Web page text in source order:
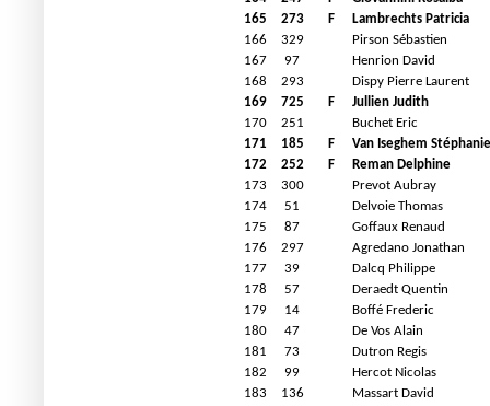
165
273 F
Lambrechts Patricia
166
329
Pirson Sébastien
167
97
Henrion David
168
293
Dispy Pierre Laurent
169
725 F
Jullien Judith
170
251
Buchet Eric
171
185 F
Van Iseghem Stéphanie
172
252 F
Reman Delphine
173
300
Prevot Aubray
174
51
Delvoie Thomas
175
87
Goffaux Renaud
176
297
Agredano Jonathan
177
39
Dalcq Philippe
178
57
Deraedt Quentin
179
14
Boffé Frederic
180
47
De Vos Alain
181
73
Dutron Regis
182
99
Hercot Nicolas
183
136
Massart David